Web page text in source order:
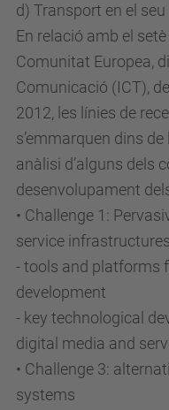
d) Transport en el
En relació amb el
Comunitat Europea,
Comunicació (ICT),
2012, les línies de
s’emmarquen dins
anàlisi d’alguns dels
desenvolupament
• Challenge 1:
service infrastructures
- tools and platforms
development
- key technological
digital media and
• Challenge 3:
systems